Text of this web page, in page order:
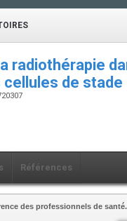
radiothérapie
cellules de
Références
des professionnels de santé.